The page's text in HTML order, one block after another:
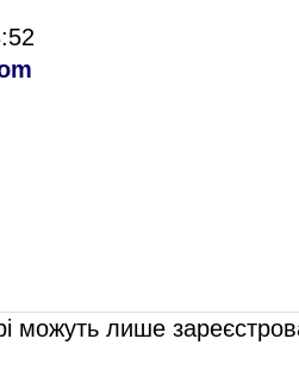
можуть лише